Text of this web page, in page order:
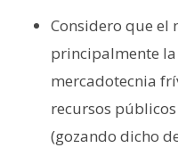
Considero que el
principalmente
mercadotecnia
recursos
(gozando dicho